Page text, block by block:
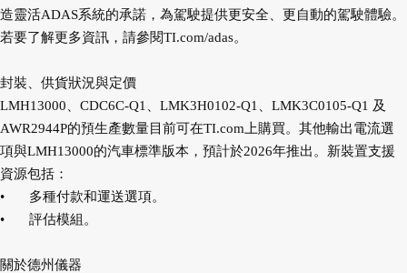
造靈活ADAS系統的承諾，為駕駛提供更安全、更自動的駕駛體驗。
若要了解更多資訊，請參閱TI.com/adas。
封裝、供貨狀況與定價
LMH13000、CDC6C-Q1、LMK3H0102-Q1、LMK3C0105-Q1 及
AWR2944P的預生產數量目前可在TI.com上購買。其他輸出電流選
項與LMH13000的汽車標準版本，預計於2026年推出。新裝置支援
資源包括：
•
多種付款和運送選項。
•
評估模組。
關於德州儀器